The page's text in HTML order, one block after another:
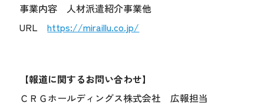
事業内容 人材派遣紹介事業他
URLhttps://miraillu.co.jp/
【報道に関するお問い合わせ】
ＣＲＧホールディングス株式会社 広報担当